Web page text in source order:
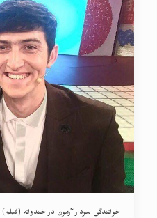
خوانندگی سردار آزمون در خندوانه (فیلم)